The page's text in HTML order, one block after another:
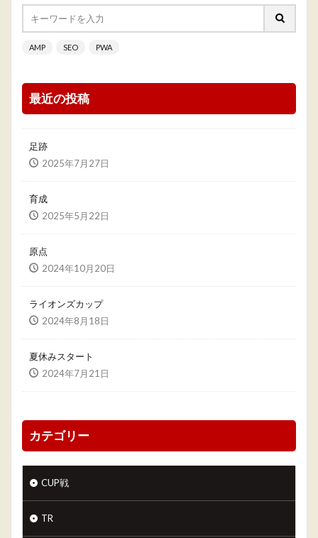
AMP SEO PWA
最近の投稿
足跡
2025年7月27日
育成
2025年5月22日
原点
2024年10月20日
ライオンズカップ
2024年8月18日
夏休みスタート
2024年7月21日
カテゴリー
CUP戦
TR